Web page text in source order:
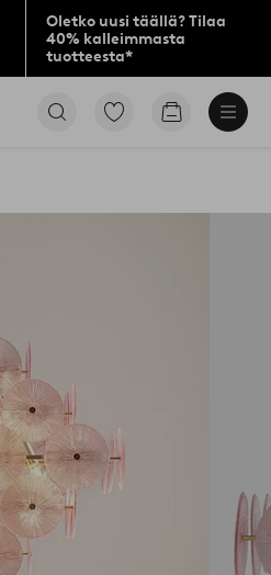
Oletko uusi täällä? Tilaa
40% kalleimmasta
tuotteesta*
Siirry
Siirry